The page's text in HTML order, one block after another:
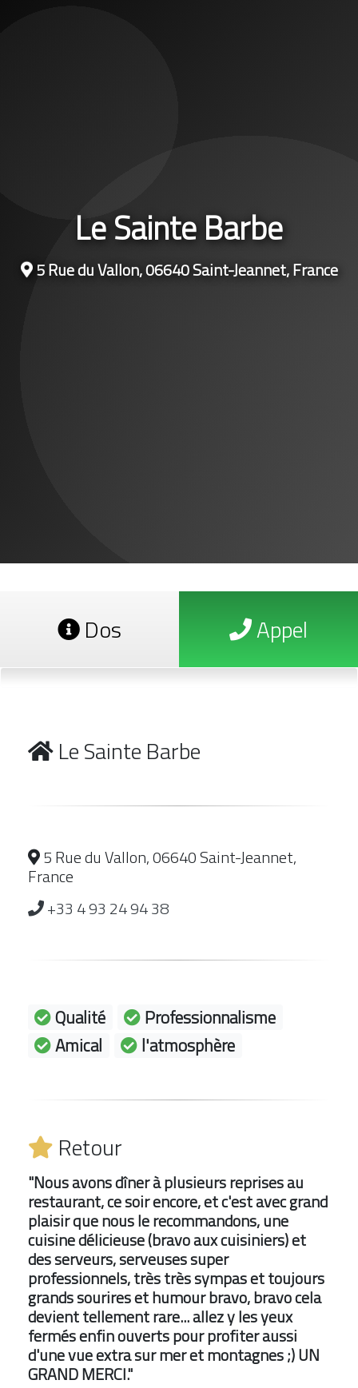
Le Sainte Barbe
5 Rue du Vallon, 06640 Saint-Jeannet, France
Dos Appel
Le Sainte Barbe
5 Rue du Vallon, 06640 Saint-Jeannet,
France
+33 4 93 24 94 38
Qualité
Professionnalisme
Amical
l'atmosphère
Retour
"Nous avons dîner à plusieurs reprises au
restaurant, ce soir encore, et c'est avec grand
plaisir que nous le recommandons, une
cuisine délicieuse (bravo aux cuisiniers) et
des serveurs, serveuses super
professionnels, très très sympas et toujours
grands sourires et humour bravo, bravo cela
devient tellement rare... allez y les yeux
fermés enfin ouverts pour profiter aussi
d'une vue extra sur mer et montagnes ;) UN
GRAND MERCI."